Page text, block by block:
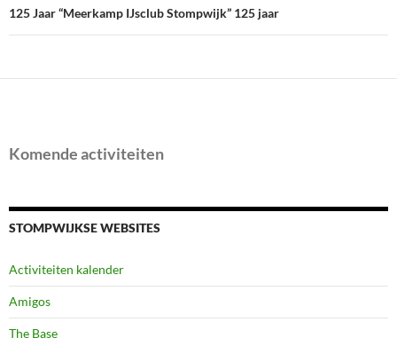
125 Jaar “Meerkamp IJsclub Stompwijk” 125 jaar
Komende activiteiten
STOMPWIJKSE WEBSITES
Activiteiten kalender
Amigos
The Base